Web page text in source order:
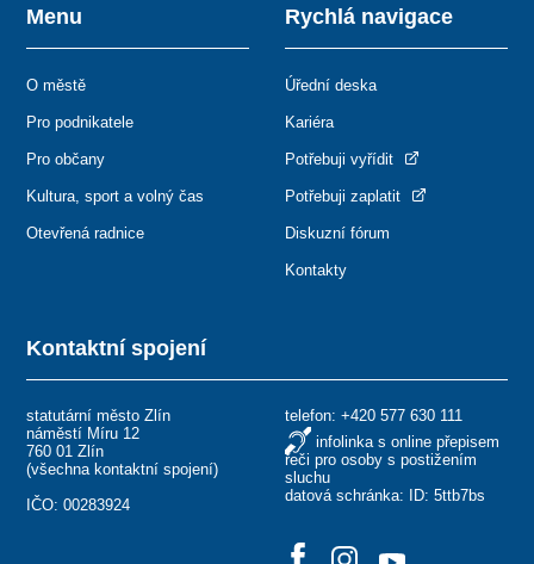
Kontaktní spojení
statutární město Zlín
náměstí Míru 12
760 01 Zlín
(všechna kontaktní spojení)
IČO: 00283924
telefon: +420 577 630 111
infolinka s online přepisem
řeči pro osoby s postižením
sluchu
datová schránka: ID: 5ttb7bs
Menu
O městě
Pro podnikatele
Pro občany
Kultura, sport a volný čas
Otevřená radnice
Rychlá navigace
Úřední deska
Kariéra
Potřebuji vyřídit
Potřebuji zaplatit
Diskuzní fórum
Kontakty